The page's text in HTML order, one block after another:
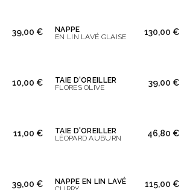
39,00 €
NAPPE
EN LIN LAVÉ GLAISE
130,00 €
10,00 €
TAIE D'OREILLER
FLORES OLIVE
39,00 €
11,00 €
TAIE D'OREILLER
LÉOPARD AUBURN
46,80 €
39,00 €
NAPPE EN LIN LAVÉ
115,00 €